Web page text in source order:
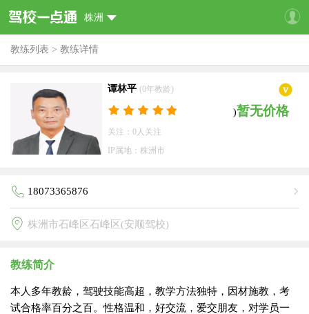
株洲
教练列表 > 教练详情
谭林平 (0年教龄)
)暂无价格
关注：0人关注
IP属地：株洲市
18073365876
株洲市石峰区石峰区(安顺驾校)
教练简介
本人多年教龄，驾驶技能高超，教学方法独特，因材施教，考
试合格率百分之百。性格温和，好交流，爱交朋友，对学员一